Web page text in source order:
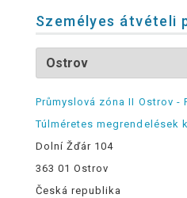
Személyes átvételi
Průmyslová zóna II Ostrov -
Túlméretes megrendelések
Dolní Žďár 104
363 01 Ostrov
Česká republika